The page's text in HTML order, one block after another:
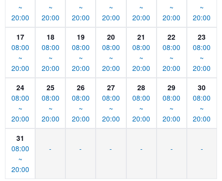
~
20:00
~
20:00
~
20:00
~
20:00
~
20:00
~
20:00
~
20:00
17
08:00
~
20:00
18
08:00
~
20:00
19
08:00
~
20:00
20
08:00
~
20:00
21
08:00
~
20:00
22
08:00
~
20:00
23
08:00
~
20:00
24
08:00
~
20:00
25
08:00
~
20:00
26
08:00
~
20:00
27
08:00
~
20:00
28
08:00
~
20:00
29
08:00
~
20:00
30
08:00
~
20:00
31
08:00
~
20:00
- - - - - -